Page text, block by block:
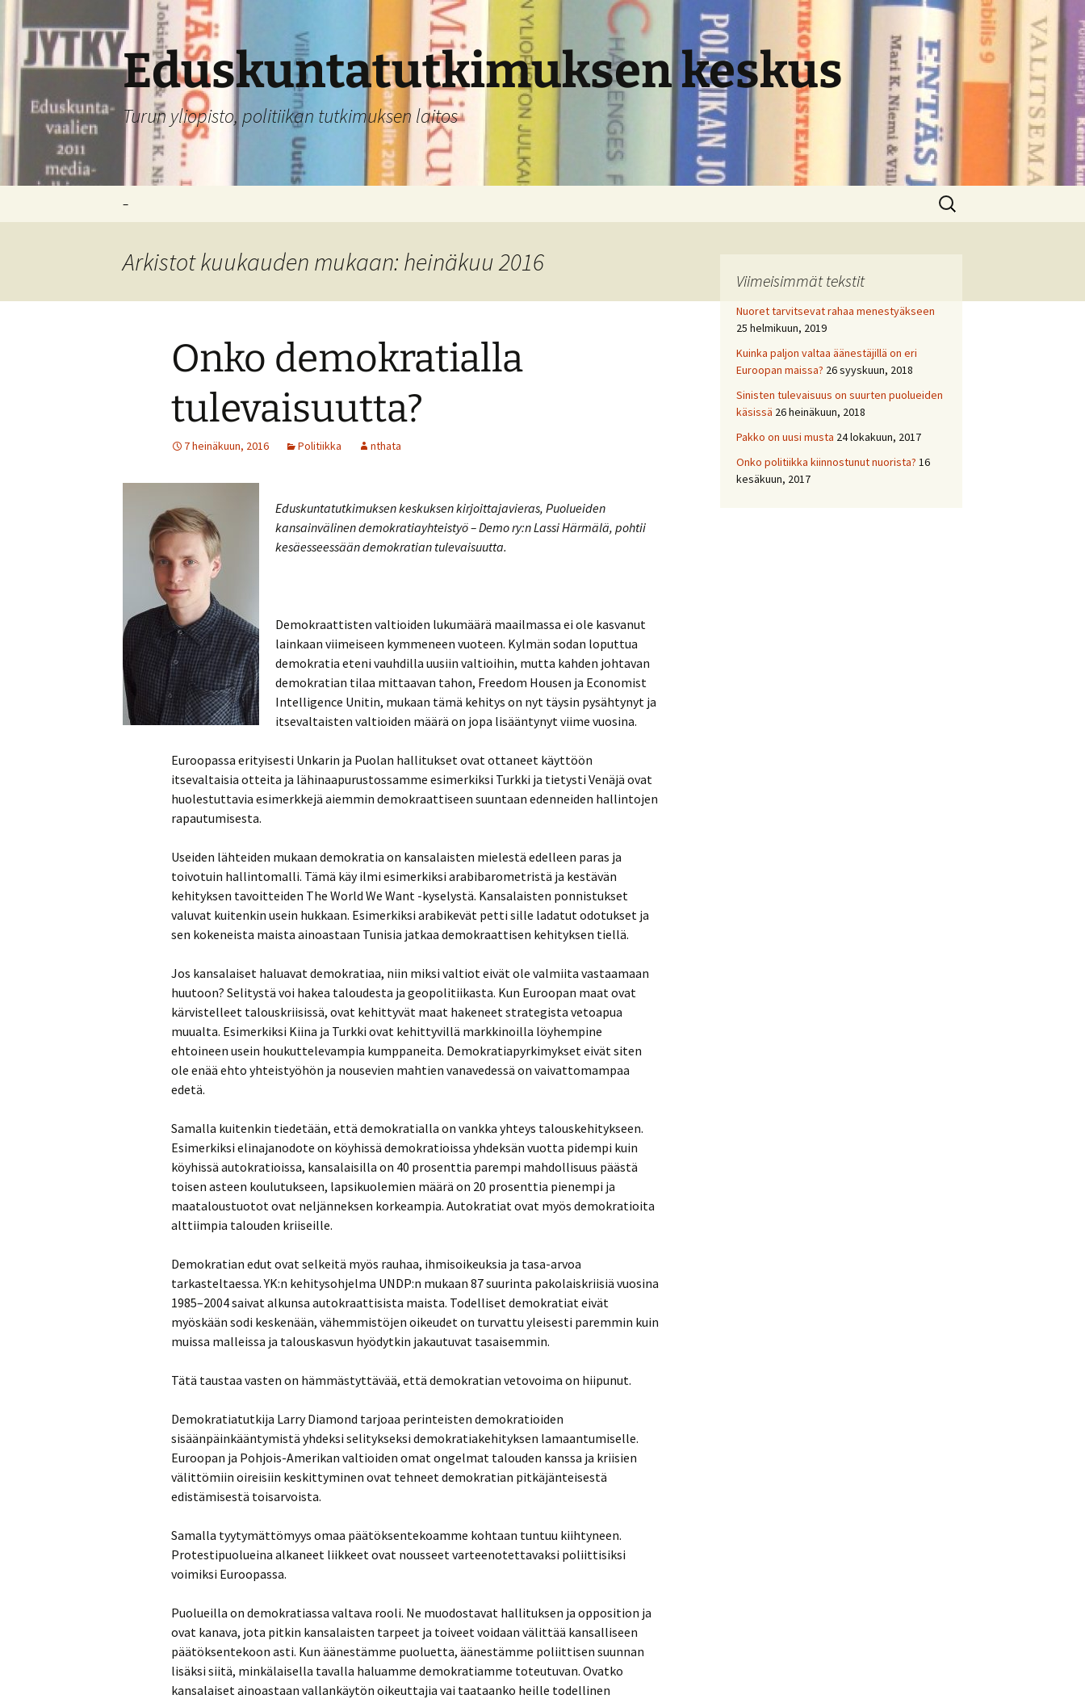
sisältöön
Eduskuntatutkimuksen keskus
Turun yliopisto, politiikan tutkimuksen laitos
–
Haku:
Arkistot kuukauden mukaan: heinäkuu 2016
Onko demokratialla
tulevaisuutta?
7 heinäkuun, 2016 Politiikka nthata
Eduskuntatutkimuksen keskuksen kirjoittajavieras, Puolueiden
kansainvälinen demokratiayhteistyö–Demo ry:n Lassi Härmälä, pohtii
kesäesseessään demokratian tulevaisuutta.
Demokraattisten valtioiden lukumäärä maailmassa ei ole kasvanut
lainkaan viimeiseen kymmeneen vuoteen. Kylmän sodan loputtua
demokratia eteni vauhdilla uusiin valtioihin, mutta kahden johtavan
demokratian tilaa mittaavan tahon, Freedom Housen ja Economist
Intelligence Unitin, mukaan tämä kehitys on nyt täysin pysähtynyt ja
itsevaltaisten valtioiden määrä on jopa lisääntynyt viime vuosina.
Euroopassa erityisesti Unkarin ja Puolan hallitukset ovat ottaneet käyttöön
itsevaltaisia otteita ja lähinaapurustossamme esimerkiksi Turkki ja tietysti Venäjä ovat
huolestuttavia esimerkkejä aiemmin demokraattiseen suuntaan edenneiden hallintojen
rapautumisesta.
Useiden lähteiden mukaan demokratia on kansalaisten mielestä edelleen paras ja
toivotuin hallintomalli. Tämä käy ilmi esimerkiksi arabibarometristä ja kestävän
kehityksen tavoitteiden The World We Want -kyselystä. Kansalaisten ponnistukset
valuvat kuitenkin usein hukkaan. Esimerkiksi arabikevät petti sille ladatut odotukset ja
sen kokeneista maista ainoastaan Tunisia jatkaa demokraattisen kehityksen tiellä.
Jos kansalaiset haluavat demokratiaa, niin miksi valtiot eivät ole valmiita vastaamaan
huutoon? Selitystä voi hakea taloudesta ja geopolitiikasta. Kun Euroopan maat ovat
kärvistelleet talouskriisissä, ovat kehittyvät maat hakeneet strategista vetoapua
muualta. Esimerkiksi Kiina ja Turkki ovat kehittyvillä markkinoilla löyhempine
ehtoineen usein houkuttelevampia kumppaneita. Demokratiapyrkimykset eivät siten
ole enää ehto yhteistyöhön ja nousevien mahtien vanavedessä on vaivattomampaa
edetä.
Samalla kuitenkin tiedetään, että demokratialla on vankka yhteys talouskehitykseen.
Esimerkiksi elinajanodote on köyhissä demokratioissa yhdeksän vuotta pidempi kuin
köyhissä autokratioissa, kansalaisilla on 40 prosenttia parempi mahdollisuus päästä
toisen asteen koulutukseen, lapsikuolemien määrä on 20 prosenttia pienempi ja
maataloustuotot ovat neljänneksen korkeampia. Autokratiat ovat myös demokratioita
alttiimpia talouden kriiseille.
Demokratian edut ovat selkeitä myös rauhaa, ihmisoikeuksia ja tasa-arvoa
tarkasteltaessa. YK:n kehitysohjelma UNDP:n mukaan 87 suurinta pakolaiskriisiä vuosina
1985–2004 saivat alkunsa autokraattisista maista. Todelliset demokratiat eivät
myöskään sodi keskenään, vähemmistöjen oikeudet on turvattu yleisesti paremmin kuin
muissa malleissa ja talouskasvun hyödytkin jakautuvat tasaisemmin.
Tätä taustaa vasten on hämmästyttävää, että demokratian vetovoima on hiipunut.
Demokratiatutkija Larry Diamond tarjoaa perinteisten demokratioiden
sisäänpäinkääntymistä yhdeksi selitykseksi demokratiakehityksen lamaantumiselle.
Euroopan ja Pohjois-Amerikan valtioiden omat ongelmat talouden kanssa ja kriisien
välittömiin oireisiin keskittyminen ovat tehneet demokratian pitkäjänteisestä
edistämisestä toisarvoista.
Samalla tyytymättömyys omaa päätöksentekoamme kohtaan tuntuu kiihtyneen.
Protestipuolueina alkaneet liikkeet ovat nousseet varteenotettavaksi poliittisiksi
voimiksi Euroopassa.
Puolueilla on demokratiassa valtava rooli. Ne muodostavat hallituksen ja opposition ja
ovat kanava, jota pitkin kansalaisten tarpeet ja toiveet voidaan välittää kansalliseen
päätöksentekoon asti. Kun äänestämme puoluetta, äänestämme poliittisen suunnan
lisäksi siitä, minkälaisella tavalla haluamme demokratiamme toteutuvan. Ovatko
kansalaiset ainoastaan vallankäytön oikeuttajia vai taataanko heille todellinen
Viimeisimmät tekstit
Nuoret tarvitsevat rahaa menestyäkseen
25 helmikuun, 2019
Kuinka paljon valtaa äänestäjillä on eri
Euroopan maissa? 26 syyskuun, 2018
Sinisten tulevaisuus on suurten puolueiden
käsissä 26 heinäkuun, 2018
Pakko on uusi musta 24 lokakuun, 2017
Onko politiikka kiinnostunut nuorista? 16
kesäkuun, 2017